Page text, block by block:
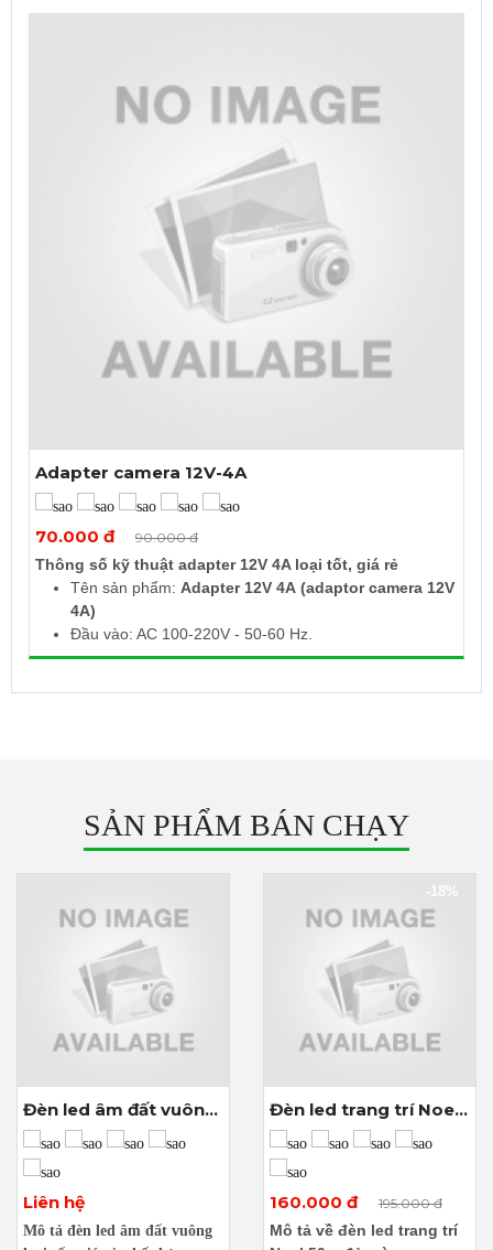
Adapter DC 12V 5A sử dụng cho các thiết bị như LCD,
5A, 5V 60A, 5V 40A)
Xem thêm ảnh
Adapter camera 12V-4A
70.000 đ 90.000 đ
Thông số kỹ thuật adapter 12V 4A loại tốt, giá rẻ
Tên sản phẩm: Adapter 12V 4A (adaptor camera 12V
4A)
Đầu vào: AC 100-220V - 50-60 Hz.
Đầu ra: DC 12V 4A
SẢN PHẨM BÁN CHẠY
Xem thêm ảnh
Đèn led âm đất vuông
9w
Liên hệ
Mô tả đèn led âm đất vuông
-18%
Xem thêm ảnh
Đèn led trang trí Noel
50m đủ màu
160.000 đ 195.000 đ
Mô tả về đèn led trang trí